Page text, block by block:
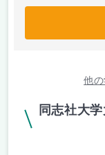
他
同志社大